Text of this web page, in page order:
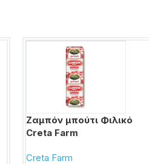
Ζαμπόν μπούτι Φιλικό
Creta Farm
Creta Farm